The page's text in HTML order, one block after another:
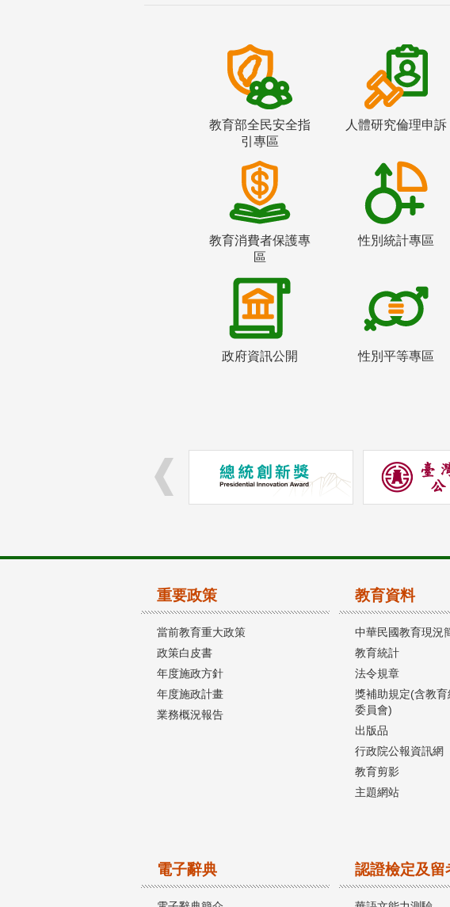
教育部全民安全指
引專區
人體研究倫理申訴
教育消費者保護專
區
性別統計專區
政府資訊公開 性別平等專區
重要政策
當前教育重大政策
政策白皮書
年度施政方針
年度施政計畫
業務概況報告
教育資料
中華民國教育現況
教育統計
法令規章
獎補助規定(含教
委員會)
出版品
行政院公報資訊網
教育剪影
主題網站
電子辭典 認證檢定及留